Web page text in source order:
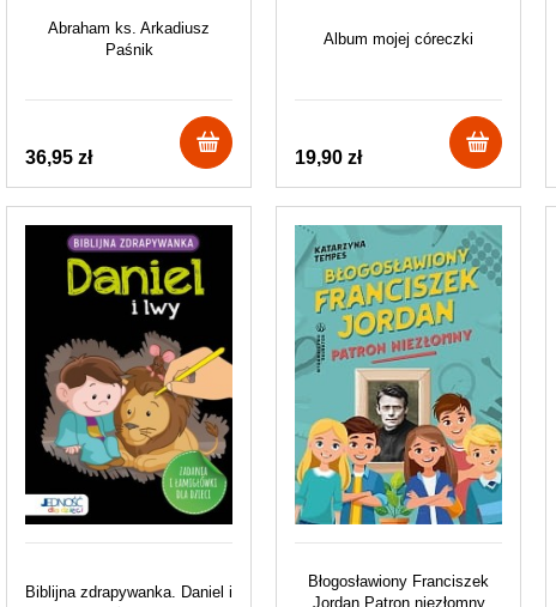
Abraham ks. Arkadiusz
Paśnik
36,95 zł
Album mojej córeczki
19,90 zł
Biblijna zdrapywanka. Daniel i
Błogosławiony Franciszek
Jordan Patron niezłomny